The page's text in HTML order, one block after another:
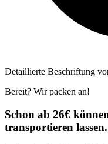
Detaillierte Beschriftung
Bereit? Wir packen an!
Schon ab 26€
transportieren